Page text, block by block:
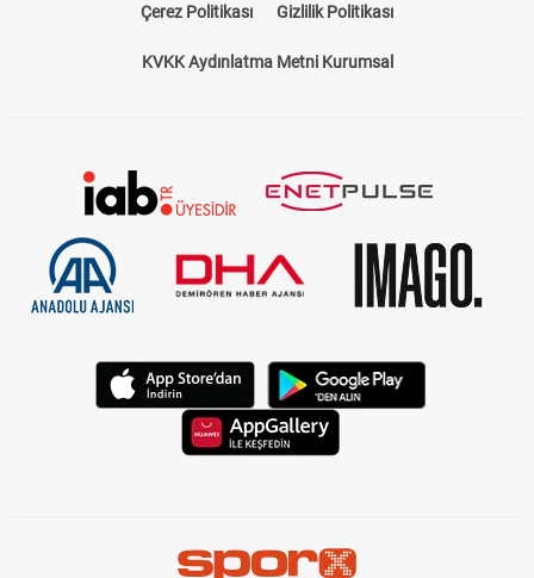
Çerez Politikası Gizlilik Politikası
KVKK Aydınlatma Metni Kurumsal